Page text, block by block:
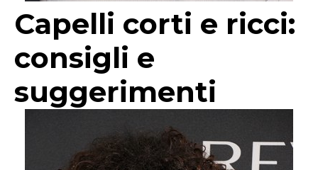
Capelli corti e ricci:
consigli e
suggerimenti